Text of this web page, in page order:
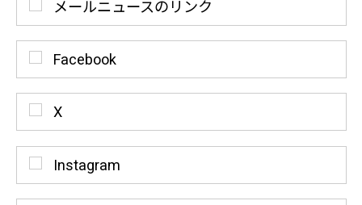
メールニュースのリンク
Facebook
X
Instagram